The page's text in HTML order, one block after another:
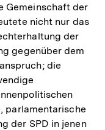
Gemeinschaft der
nicht nur das
der
gegenüber dem
die
parlamentarische
der SPD in jenen